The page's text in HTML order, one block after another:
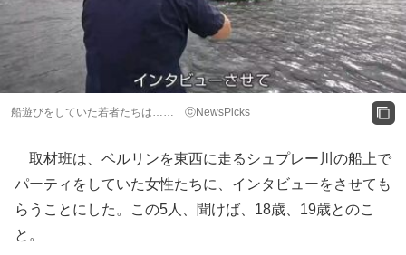
船遊びをしていた若者たちは…… ⓒNewsPicks
取材班は、ベルリンを東西に走るシュプレー川の船上で
パーティをしていた女性たちに、インタビューをさせても
らうことにした。この5人、聞けば、18歳、19歳とのこ
と。